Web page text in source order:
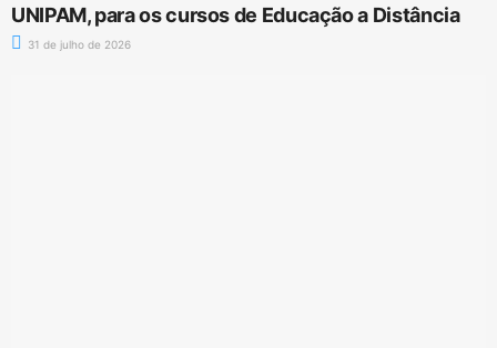
UNIPAM, para os cursos de Educação a Distância
31 de julho de 2026